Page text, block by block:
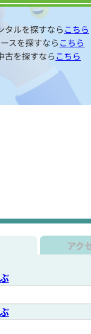
タルを探すなら こちら
スを探すなら こちら
古を探すならこちら
アク